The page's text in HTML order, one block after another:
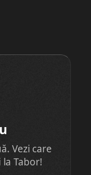
Vezi care
Tabor!